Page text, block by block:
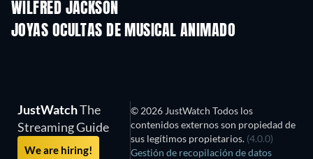
WILFRED JACKSON
JOYAS OCULTAS DE MUSICAL ANIMADO
JustWatchThe
Streaming Guide
We are hiring!
© 2026 JustWatch Todos los
contenidos externos son propiedad de
sus legítimos propietarios. (4.0.0)
Gestión de recopilación de datos